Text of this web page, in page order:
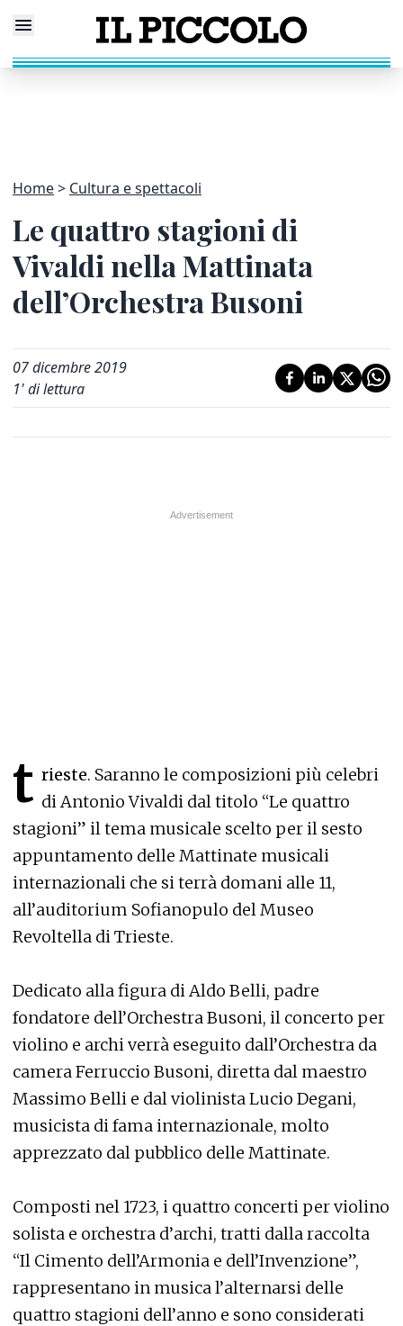
Home Cultura e spettacoli
Le quattro stagioni di
Vivaldi nella Mattinata
dell’Orchestra Busoni
07 dicembre 2019
1' di lettura
t rieste. Saranno le composizioni più celebri
di Antonio Vivaldi dal titolo “Le quattro
stagioni” il tema musicale scelto per il sesto
appuntamento delle Mattinate musicali
internazionali che si terrà domani alle 11,
all’auditorium Sofianopulo del Museo
Revoltella di Trieste.
Dedicato alla figura di Aldo Belli, padre
fondatore dell’Orchestra Busoni, il concerto per
violino e archi verrà eseguito dall’Orchestra da
camera Ferruccio Busoni, diretta dal maestro
Massimo Belli e dal violinista Lucio Degani,
musicista di fama internazionale, molto
apprezzato dal pubblico delle Mattinate.
Composti nel 1723, i quattro concerti per violino
solista e orchestra d’archi, tratti dalla raccolta
“Il Cimento dell’Armonia e dell’Invenzione”,
rappresentano in musica l’alternarsi delle
quattro stagioni dell’anno e sono considerati